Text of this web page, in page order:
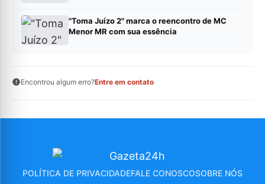
"Toma Juízo 2" marca o reencontro de MC
Menor MR com sua essência
Encontrou algum erro?Entre em contato
POLÍTICA DE PRIVACIDADEFALE CONOSCOSOBRE NÓS